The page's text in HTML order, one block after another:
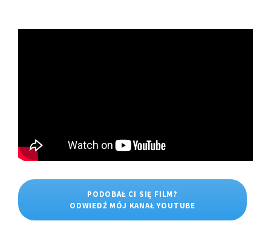
PODOBAŁ CI SIĘ FILM?
ODWIEDŹ MÓJ KANAŁ YOUTUBE